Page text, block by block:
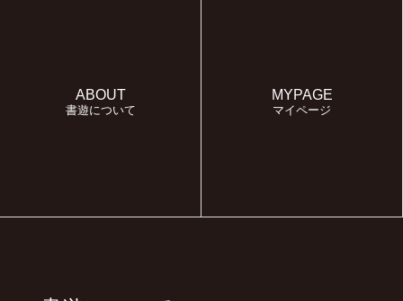
ABOUT
書遊について
MYPAGE
マイページ